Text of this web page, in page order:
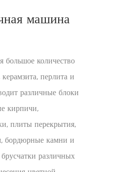
машина
большое количество
перлита и
различные блоки
кирпичи,
плиты перекрытия,
бордюрные камни и
различных